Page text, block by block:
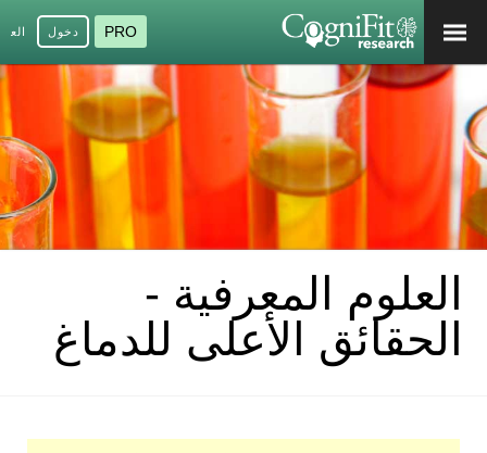
PRO دخول
العلوم المعرفية -
الحقائق الأعلى للدماغ